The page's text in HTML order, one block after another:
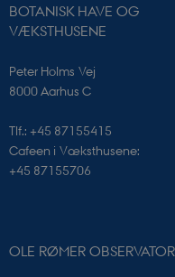
BOTANISK HAVE OG
VÆKSTHUSENE
Peter Holms Vej
8000 Aarhus C
Tlf.: +45 87155415
Cafeen i Væksthusene:
+45 87155706
OLE RØMER